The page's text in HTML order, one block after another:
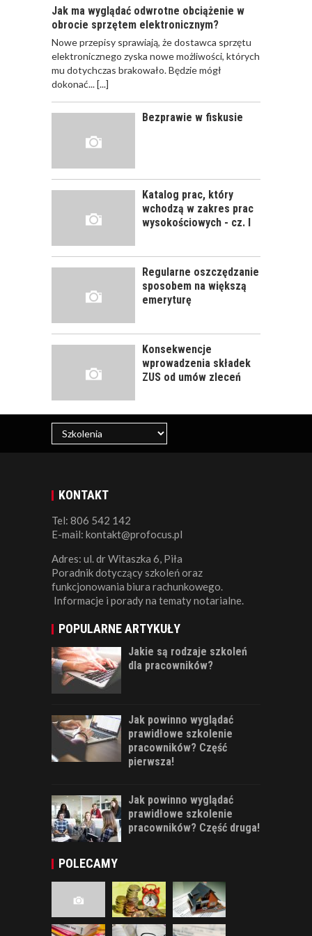
JAK POWINNO
WYGLĄDAĆ
PRAWIDŁOWE
PRACOWNIKÓW?
CZĘŚĆ PIERWSZA!
WYGLĄDAĆ
PRAWIDŁOWE
SZKOLENIE
PRACOWNIKÓW?
ROZWÓJ
PRACOWNIKA - JAK O
NIEGO DBAĆ?
Jak ma wyglądać odwrotne obciążenie w
obrocie sprzętem elektronicznym?
Nowe przepisy sprawiają, że dostawca sprzętu
elektronicznego zyska nowe możliwości, których
mu dotychczas brakowało. Będzie mógł
dokonać...[...]
Bezprawie w fiskusie
Katalog prac, który
wchodzą w zakres prac
wysokościowych - cz. I
Regularne oszczędzanie
sposobem na większą
emeryturę
Konsekwencje
wprowadzenia składek
ZUS od umów zleceń
KONTAKT
Tel: 806 542 142
E-mail: kontakt@profocus.pl
Adres: ul. dr Witaszka 6, Piła
Poradnik dotyczący szkoleń oraz
funkcjonowania biura rachunkowego.
Informacje i porady na tematy notarialne.
POPULARNE ARTYKUŁY
Jakie są rodzaje szkoleń
dla pracowników?
Jak powinno wyglądać
prawidłowe szkolenie
pracowników? Część
pierwsza!
Jak powinno wyglądać
prawidłowe szkolenie
pracowników? Część druga!
POLECAMY